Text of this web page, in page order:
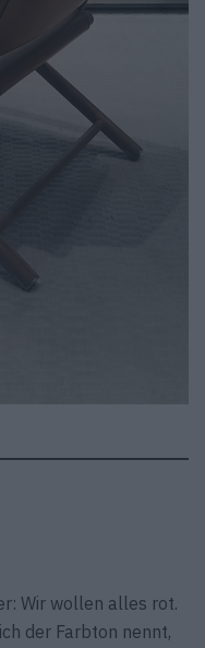
Wir wollen alles rot.
der Farbton nennt,